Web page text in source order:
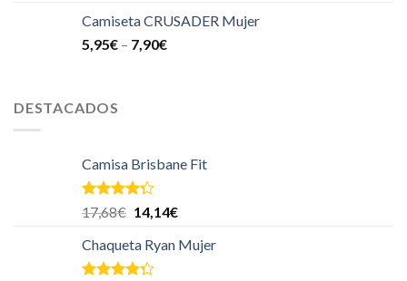
Camiseta CRUSADER Mujer
5,95€ – 7,90€
DESTACADOS
Camisa Brisbane Fit
Valorado
en
de 5
17,68€ 14,14€
Chaqueta Ryan Mujer